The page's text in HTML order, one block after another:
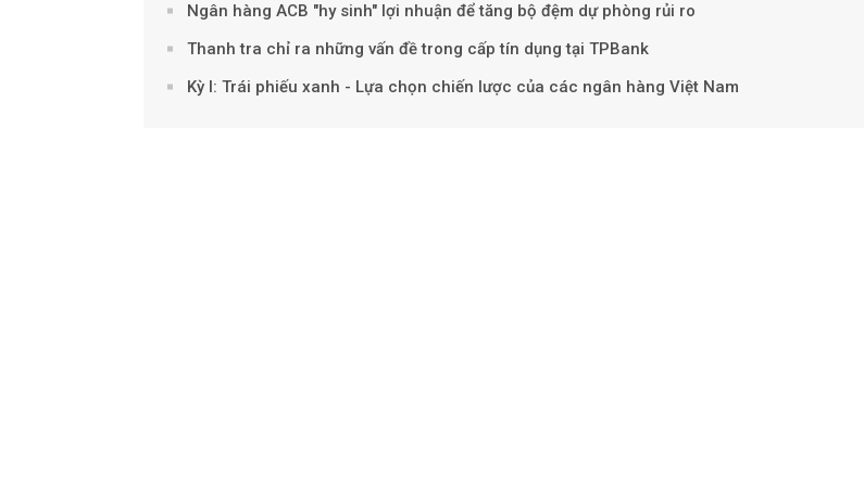
Ngân hàng ACB "hy sinh" lợi nhuận để tăng bộ đệm dự phòng rủi ro
Thanh tra chỉ ra những vấn đề trong cấp tín dụng tại TPBank
Kỳ I: Trái phiếu xanh - Lựa chọn chiến lược của các ngân hàng Việt Nam